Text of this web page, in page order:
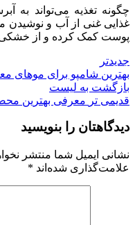
چگونه تغذیه می‌تواند به
غذایی غنی از آب و نوشیدن
پوست کمک کرده و از
جدیدتر
بهترین شامپو برای موهای
بازگشت به لیست
قدیمی تر معرفی بهترین
دیدگاهتان را بنویسید
نشانی ایمیل شما منتشر
علامت‌گذاری شده‌اند *